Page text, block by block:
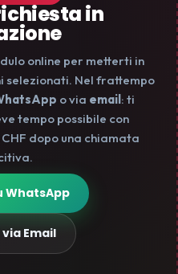
in
online per metterti in
selezionati. Nel frattempo
o via email: ti
tempo possibile con
dopo una chiamata
WhatsApp
Email